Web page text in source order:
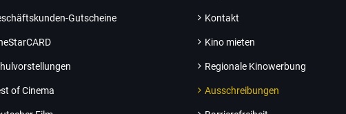
Gutscheine
of Cinema
Kontakt
Kino mieten
Regionale Kinowerbung
Ausschreibungen